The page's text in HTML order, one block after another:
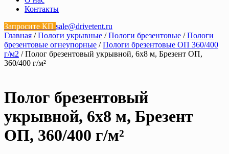
Контакты
Запросите КП sale@drivetent.ru
Главная /Пологи укрывные /Пологи брезентовые /Пологи
брезентовые огнеупорные /Пологи брезентовые ОП 360/400
г/м2 / Полог брезентовый укрывной, 6х8 м, Брезент ОП,
360/400 г/м²
Полог брезентовый
укрывной, 6х8 м, Брезент
ОП, 360/400 г/м²